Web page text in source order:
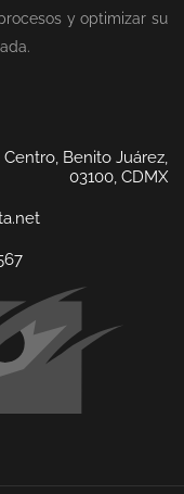
y optimizar su
Benito Juárez,
03100, CDMX